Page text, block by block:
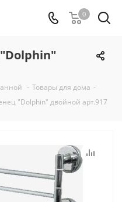
0
- Товары для дома -
"Dolphin" двойной арт.917